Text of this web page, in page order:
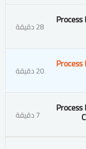
6. 1 5 28 دقيقة
7. 1 6 20 دقيقة
8. 1 7 7 دقيقة